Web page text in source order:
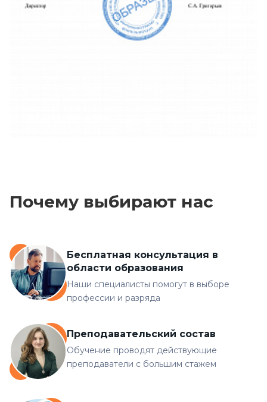
Почему выбирают нас
Бесплатная консультация в
области образования
Наши специалисты помогут в выборе
профессии и разряда
Преподавательский состав
Обучение проводят действующие
преподаватели с большим стажем